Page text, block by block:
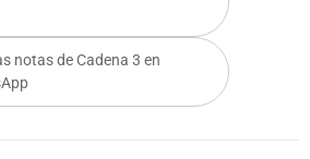
notas de Cadena 3 en